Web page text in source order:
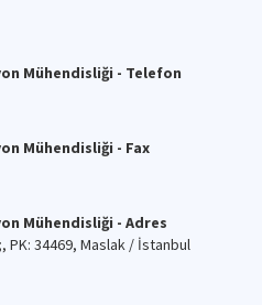
Mühendisliği - Telefon
Mühendisliği - Fax
Mühendisliği - Adres
PK: 34469, Maslak / İstanbul